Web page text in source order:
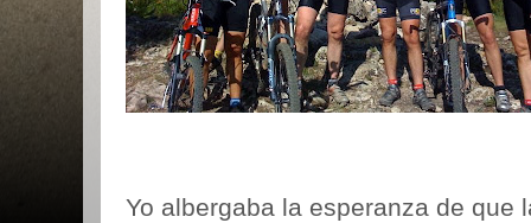
Yo albergaba la esperanza de que